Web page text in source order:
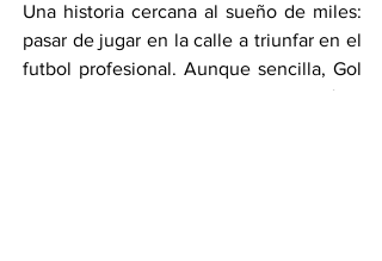
Una historia cercana al sueño de miles:
pasar de jugar en la calle a triunfar en el
futbol profesional. Aunque sencilla, Gol
conecta por su mensaje de superación y